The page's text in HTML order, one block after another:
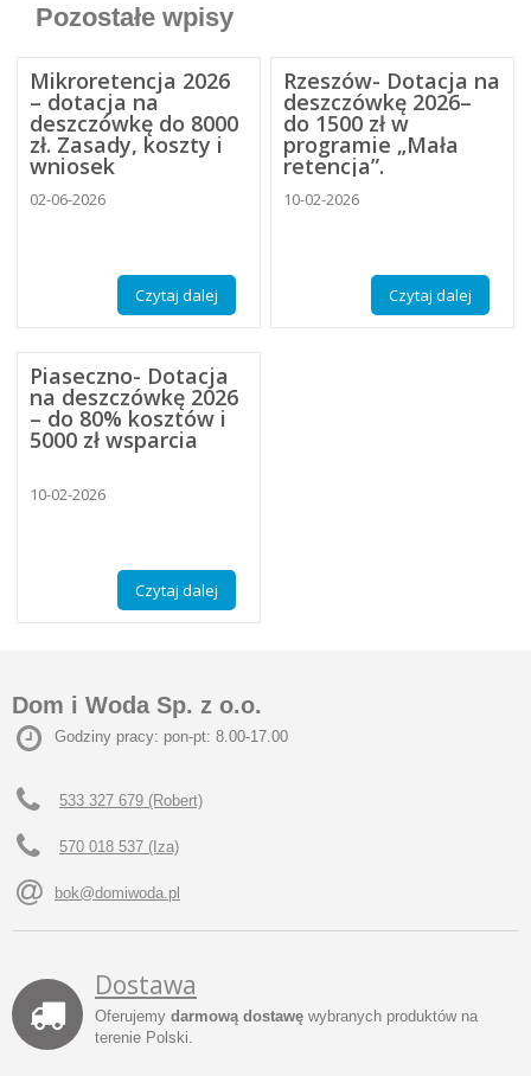
Pozostałe wpisy
Mikroretencja 2026
– dotacja na
deszczówkę do 8000
zł. Zasady, koszty i
wniosek
02-06-2026
Czytaj dalej
Rzeszów- Dotacja na
deszczówkę 2026–
do 1500 zł w
programie „Mała
retencja”.
10-02-2026
Czytaj dalej
Piaseczno- Dotacja
na deszczówkę 2026
– do 80% kosztów i
5000 zł wsparcia
10-02-2026
Czytaj dalej
Dom i Woda Sp. z o.o.
Godziny pracy: pon-pt: 8.00-17.00
533 327 679 (Robert)
570 018 537 (Iza)
bok@domiwoda.pl
Dostawa
Oferujemy darmową dostawę wybranych produktów na
terenie Polski.